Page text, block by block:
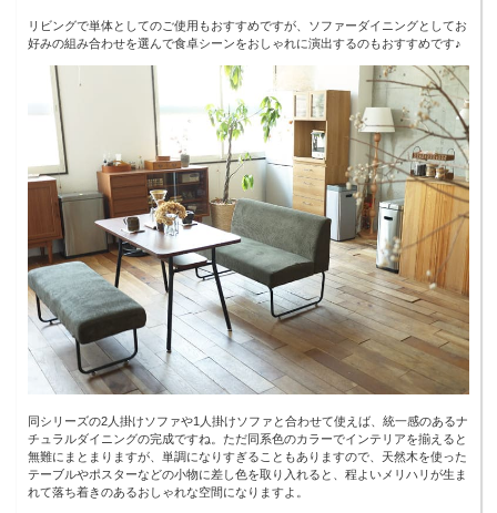
リビングで単体としてのご使用もおすすめですが、ソファーダイニングとしてお
好みの組み合わせを選んで食卓シーンをおしゃれに演出するのもおすすめです♪
同シリーズの2人掛けソファや1人掛けソファと合わせて使えば、統一感のあるナ
チュラルダイニングの完成ですね。ただ同系色のカラーでインテリアを揃えると
無難にまとまりますが、単調になりすぎることもありますので、天然木を使った
テーブルやポスターなどの小物に差し色を取り入れると、程よいメリハリが生ま
れて落ち着きのあるおしゃれな空間になりますよ。